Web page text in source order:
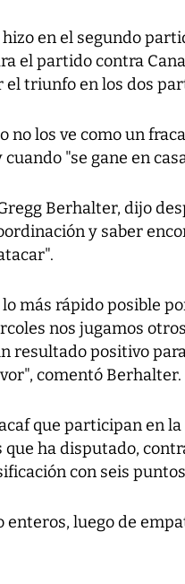
en el segundo
el partido contra
triunfo en los dos
no los ve como un
"se gane en
Berhalter, dijo
y saber
más rápido posible
nos jugamos
resultado positivo
comentó Berhalter.
que participan en
ha disputado,
con seis
luego de